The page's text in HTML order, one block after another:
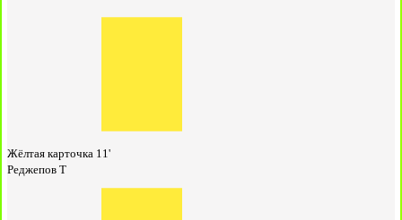
Жёлтая карточка 11'
Реджепов Т